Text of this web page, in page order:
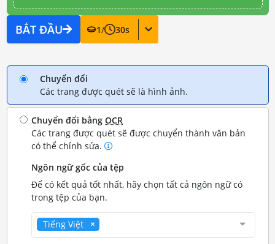
BẮT ĐẦU 1/ 30s
Chuyển đổi
Các trang được quét sẽ là hình ảnh.
Chuyển đổi bằngOCR
Các trang được quét sẽ được chuyển thành văn bản
có thể chỉnh sửa.
Ngôn ngữ gốc của tệp
Để có kết quả tốt nhất, hãy chọn tất cả ngôn ngữ có
trong tệp của bạn.
Tiếng Việt